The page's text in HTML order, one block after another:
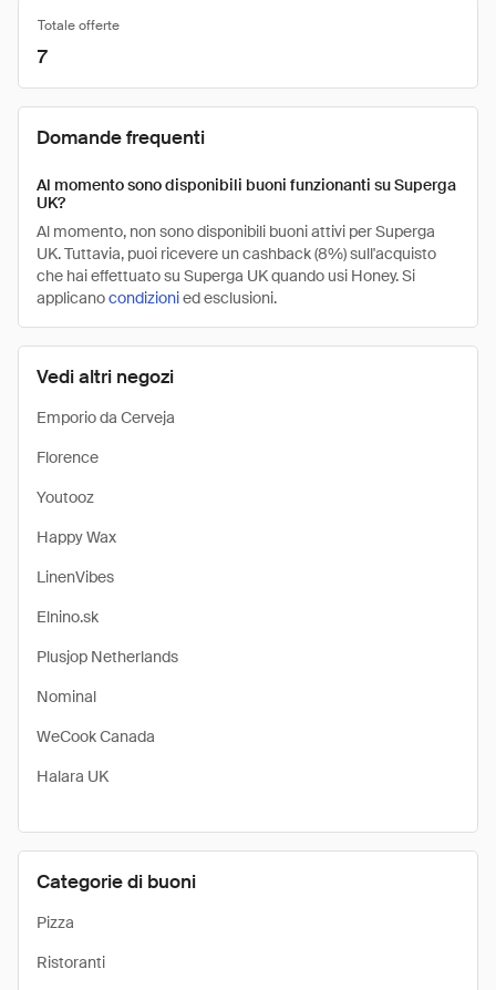
Vedi altri negozi
Emporio da Cerveja
Florence
Youtooz
Happy Wax
LinenVibes
Elnino.sk
Plusjop Netherlands
Nominal
WeCook Canada
Halara UK
Categorie di buoni
Pizza
Ristoranti
Totale offerte
7
Domande frequenti
Al momento sono disponibili buoni funzionanti su Superga
UK?
Al momento, non sono disponibili buoni attivi per Superga
UK. Tuttavia, puoi ricevere un cashback (8%) sull'acquisto
che hai effettuato su Superga UK quando usi Honey. Si
applicanocondizionied esclusioni.